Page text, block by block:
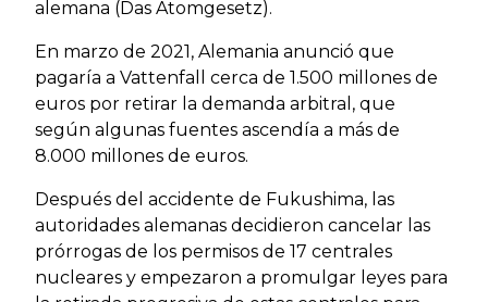
alemana (Das Atomgesetz).
En marzo de 2021, Alemania anunció que
pagaría a Vattenfall cerca de 1.500 millones de
euros por retirar la demanda arbitral, que
según algunas fuentes ascendía a más de
8.000 millones de euros.
Después del accidente de Fukushima, las
autoridades alemanas decidieron cancelar las
prórrogas de los permisos de 17 centrales
nucleares y empezaron a promulgar leyes para